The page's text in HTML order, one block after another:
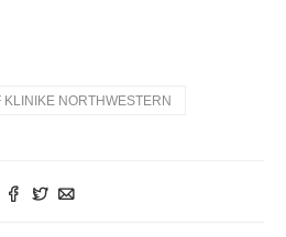
KLINIKE NORTHWESTERN